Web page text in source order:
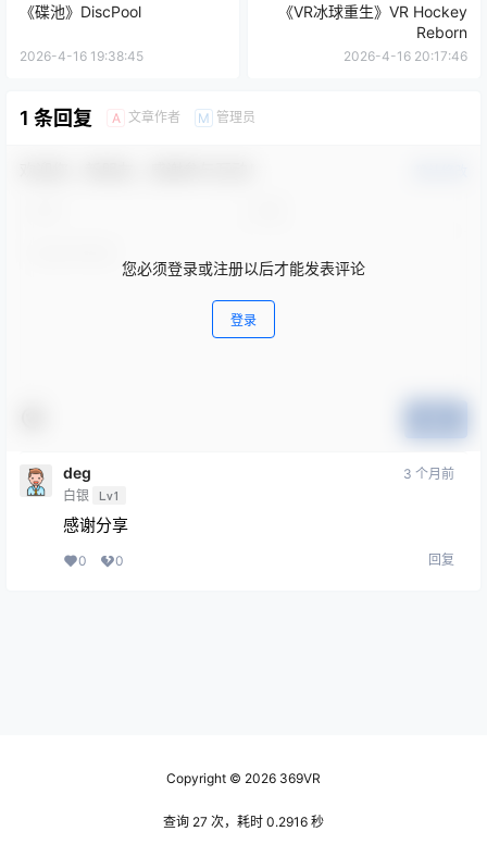
《碟池》DiscPool
2026-4-16 19:38:45
《VR冰球重生》VR Hockey
Reborn
2026-4-16 20:17:46
1 条回复 A 文章作者 M 管理员
您必须登录或注册以后才能发表评论
登录
deg
白银 Lv1
3 个月前
感谢分享
0 0 回复
Copyright © 2026 369VR
查询 27 次，耗时 0.2916 秒